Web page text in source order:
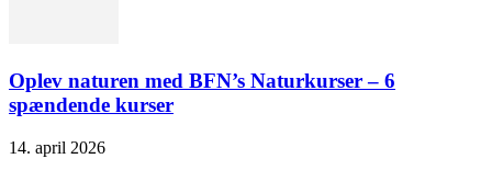
Oplev naturen med BFN’s Naturkurser – 6
spændende kurser
14. april 2026